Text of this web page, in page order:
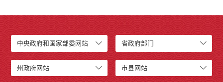
中央政府和国家部委网站 省政府部门
州政府网站 市县网站